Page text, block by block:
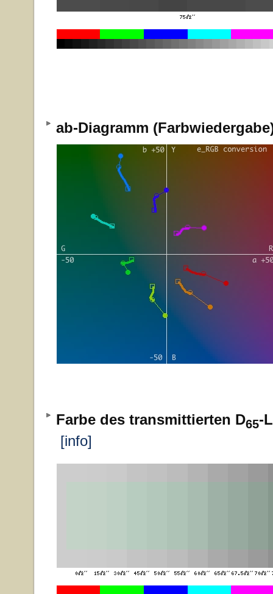
ab-Diagramm
Farbe des transmittierten D65-
[info]